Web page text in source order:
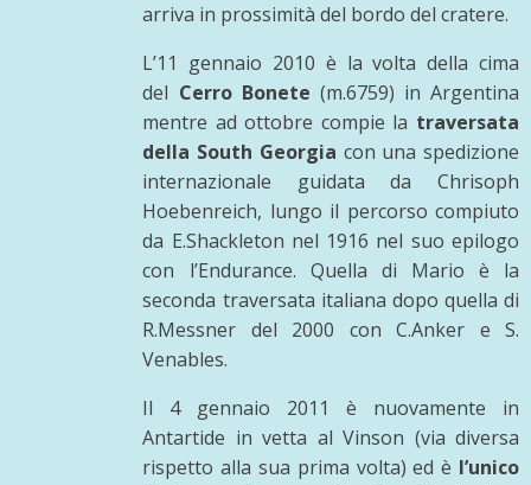
arriva in prossimità del bordo del cratere.
L’11 gennaio 2010 è la volta della cima
del Cerro Bonete (m.6759) in Argentina
mentre ad ottobre compie la traversata
della South Georgia con una spedizione
internazionale guidata da Chrisoph
Hoebenreich, lungo il percorso compiuto
da E.Shackleton nel 1916 nel suo epilogo
con l’Endurance. Quella di Mario è la
seconda traversata italiana dopo quella di
R.Messner del 2000 con C.Anker e S.
Venables.
Il 4 gennaio 2011 è nuovamente in
Antartide in vetta al Vinson (via diversa
rispetto alla sua prima volta) ed è l’unico